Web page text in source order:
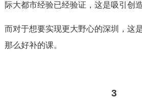
际大都市经验已经验证，这是吸引创
而对于想要实现更大野心的深圳，这
那么好补的课。
3